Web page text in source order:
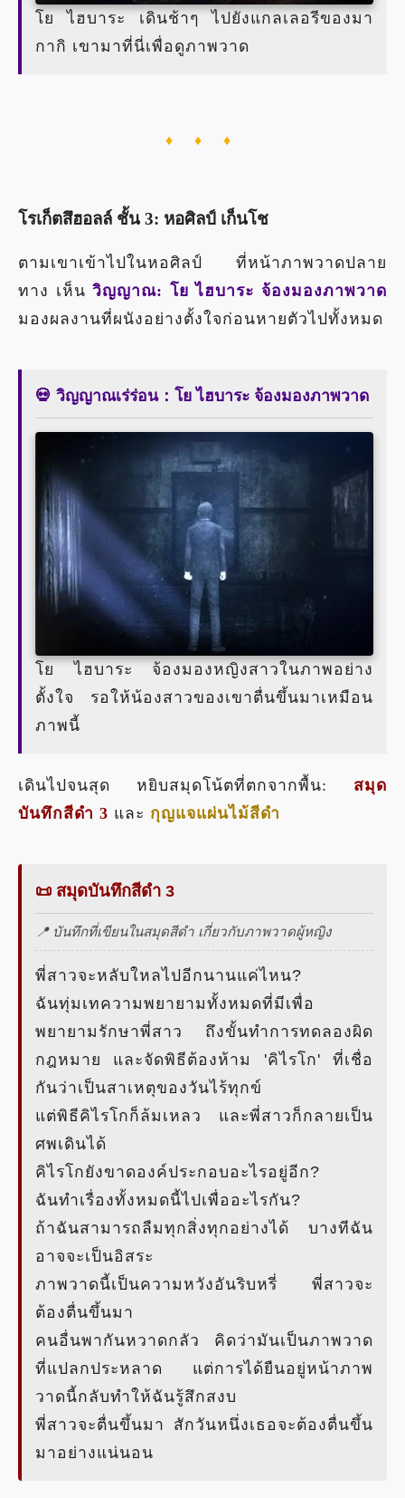
โย ไฮบาระ เดินช้าๆ ไปยังแกลเลอรีของมา
กากิ เขามาที่นี่เพื่อดูภาพวาด
♦ ♦ ♦
โรเก็ตสึฮอลล์ ชั้น 3: หอศิลป์ เก็นโช
ตามเขาเข้าไปในหอศิลป์ ที่หน้าภาพวาดปลาย
ทาง เห็นวิญญาณ: โย ไฮบาระ จ้องมองภาพวาด
มองผลงานที่ผนังอย่างตั้งใจก่อนหายตัวไปทั้งหมด
💀 วิญญาณเร่ร่อน：โย ไฮบาระ จ้องมองภาพวาด
โย ไฮบาระ จ้องมองหญิงสาวในภาพอย่าง
ตั้งใจ รอให้น้องสาวของเขาตื่นขึ้นมาเหมือน
ภาพนี้
เดินไปจนสุด หยิบสมุดโน้ตที่ตกจากพื้น: สมุด
บันทึกสีดำ 3 และ กุญแจแผ่นไม้สีดำ
📜 สมุดบันทึกสีดำ 3
📍 บันทึกที่เขียนในสมุดสีดำ เกี่ยวกับภาพวาดผู้หญิง
พี่สาวจะหลับใหลไปอีกนานแค่ไหน?
ฉันทุ่มเทความพยายามทั้งหมดที่มีเพื่อ
พยายามรักษาพี่สาว ถึงขั้นทำการทดลองผิด
กฎหมาย และจัดพิธีต้องห้าม 'คิไรโก' ที่เชื่อ
กันว่าเป็นสาเหตุของวันไร้ทุกข์
แต่พิธีคิไรโกก็ล้มเหลว และพี่สาวก็กลายเป็น
ศพเดินได้
คิไรโกยังขาดองค์ประกอบอะไรอยู่อีก?
ฉันทำเรื่องทั้งหมดนี้ไปเพื่ออะไรกัน?
ถ้าฉันสามารถลืมทุกสิ่งทุกอย่างได้ บางทีฉัน
อาจจะเป็นอิสระ
ภาพวาดนี้เป็นความหวังอันริบหรี่ พี่สาวจะ
ต้องตื่นขึ้นมา
คนอื่นพากันหวาดกลัว คิดว่ามันเป็นภาพวาด
ที่แปลกประหลาด แต่การได้ยืนอยู่หน้าภาพ
วาดนี้กลับทำให้ฉันรู้สึกสงบ
พี่สาวจะตื่นขึ้นมา สักวันหนึ่งเธอจะต้องตื่นขึ้น
มาอย่างแน่นอน